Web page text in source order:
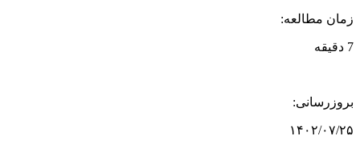
مطالعه:
۰۷/۲۵